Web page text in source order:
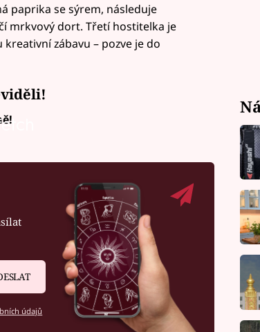
paprika se sýrem, následuje
mrkvový dort. Třetí hostitelka je
zábavu – pozve je do
údajů